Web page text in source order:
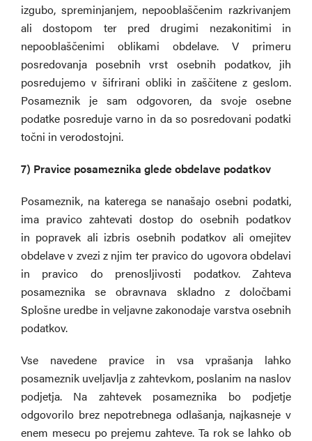
izgubo, spreminjanjem, nepooblaščenim razkrivanjem
ali dostopom ter pred drugimi nezakonitimi in
nepooblaščenimi oblikami obdelave. V primeru
posredovanja posebnih vrst osebnih podatkov, jih
posredujemo v šifrirani obliki in zaščitene z geslom.
Posameznik je sam odgovoren, da svoje osebne
podatke posreduje varno in da so posredovani podatki
točni in verodostojni.
7) Pravice posameznika glede obdelave podatkov
Posameznik, na katerega se nanašajo osebni podatki,
ima pravico zahtevati dostop do osebnih podatkov
in popravek ali izbris osebnih podatkov ali omejitev
obdelave v zvezi z njim ter pravico do ugovora obdelavi
in pravico do prenosljivosti podatkov. Zahteva
posameznika se obravnava skladno z določbami
Splošne uredbe in veljavne zakonodaje varstva osebnih
podatkov.
Vse navedene pravice in vsa vprašanja lahko
posameznik uveljavlja z zahtevkom, poslanim na naslov
podjetja. Na zahtevek posameznika bo podjetje
odgovorilo brez nepotrebnega odlašanja, najkasneje v
enem mesecu po prejemu zahteve. Ta rok se lahko ob